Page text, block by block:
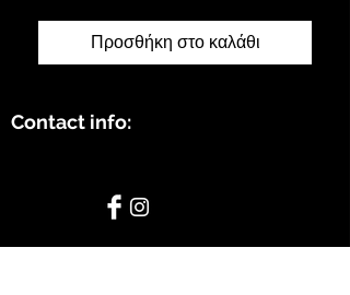
Προσθήκη στο καλάθι
Contact info: